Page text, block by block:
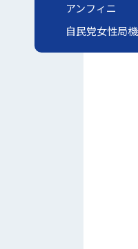
アンフィニ
自民党女性局